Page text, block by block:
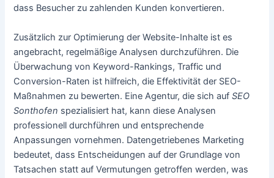
dass Besucher zu zahlenden Kunden konvertieren.
Zusätzlich zur Optimierung der Website-Inhalte ist es
angebracht, regelmäßige Analysen durchzuführen. Die
Überwachung von Keyword-Rankings, Traffic und
Conversion-Raten ist hilfreich, die Effektivität der SEO-
Maßnahmen zu bewerten. Eine Agentur, die sich aufSEO
Sonthofen spezialisiert hat, kann diese Analysen
professionell durchführen und entsprechende
Anpassungen vornehmen. Datengetriebenes Marketing
bedeutet, dass Entscheidungen auf der Grundlage von
Tatsachen statt auf Vermutungen getroffen werden, was